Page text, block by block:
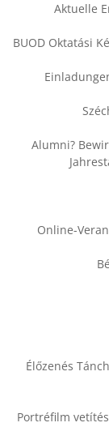
Aktuelle
BUOD Oktatási
Alumni?
Online-
Élőzenés
Portréfilm